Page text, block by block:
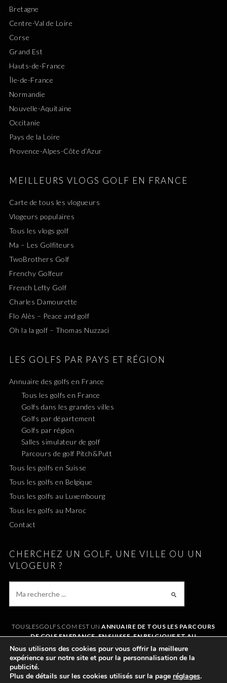
Bretagne
Centre-Val de Loire
Corse
Grand Est
Hauts-de-France
Île-de-France
Normandie
Nouvelle-Aquitaine
Occitanie
Pays de la Loire
Provence-Alpes-Côte d’Azur
MEILLEURS VLOGS GOLF EN FRANCE
Carte de tous les vlogueurs
Vlogeurs populaires
Tous les vlogs golf
Ma – Les Golfiteurs
TwoBrothers Golf
Frenchy Golfeur
French Lefty Golf
Charles Damourette
Flo Alès – Peace and golf
Oh la la golf – Thomas Nuzzaci
LES GOLFS PAR PAYS ET RÉGION
Annuaire des golfs en France
Tous les golfs en France
Golfs dans les grandes villes
Golfs par département
Golfs par région
Salles simulateur de golf
Parcours de golf Pitch&Putt
Tous les golfs en Suisse
Tous les golfs en Belgique
Tous les golfs au Luxembourg
Tous les golfs au Maroc
Contact
CHERCHEZ UN GOLF, UNE VILLE OU UN
VLOGEUR ?
TOUSLESGOLFS.COM EST UNANNUAIRE DE TOUS LES PARCOURS
DE GOLF EN FRANCE, EN SUISSE, EN BELGIQUE ET AU
LUXEMBOURG. IL VOUS PERMET DE TROUVER UN GOLF AUTOUR DE
CHEZVOUS OU LORS DE VOS VACANCES. LE SITE RÉFÉRENCE
ÉGALEMENT
POPULAIRES
Nous utilisons des cookies pour vous offrir la meilleure
expérience sur notre site et pour la personnalisation de la
publicité.
Plus de détails sur les cookies utilisés sur la page réglages.